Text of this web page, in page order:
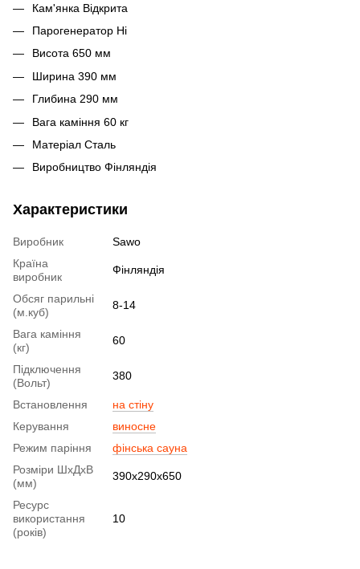
Кам'янка Відкрита
Парогенератор Ні
Висота 650 мм
Ширина 390 мм
Глибина 290 мм
Вага каміння 60 кг
Матеріал Сталь
Виробництво Фінляндія
Характеристики
Виробник
Sawo
Країна
виробник
Фінляндія
Обсяг парильні
(м.куб)
8-14
Вага каміння
(кг)
60
Підключення
(Вольт)
380
Встановлення
на стіну
Керування
виносне
Режим паріння
фінська сауна
Розміри ШхДхВ
(мм)
390x290x650
Ресурс
використання
(років)
10